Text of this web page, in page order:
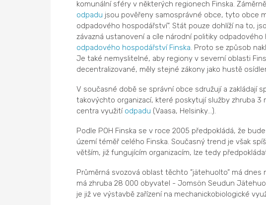
komunální sféry v některých regionech Finska.
odpadu jsou pověřeny samosprávné obce, tyto obce
odpadového hospodářství”. Stát pouze dohlíží na to,
závazná ustanovení a cíle národní politiky
odpadového hospodářství Finska . Proto se způsob
Je také nemyslitelné, aby regiony v severní oblasti
decentralizované, měly stejné zákony jako hustě
V současné době se správní obce sdružují a zakládají
takovýchto organizací, které poskytují služby zhruba 3
centra využití odpadu (Vaasa, Helsinky…).
Podle POH Finska se v roce 2005 předpokládá, že
území téměř celého Finska. Současný trend je však
větším, již fungujícím organizacím, lze tedy
Průměrná svozová oblast těchto ”jätehuolto” má
má zhruba 28 000 obyvatel - Jomsön Seudun
je již ve výstavbě zařízení na mechanickobiologické